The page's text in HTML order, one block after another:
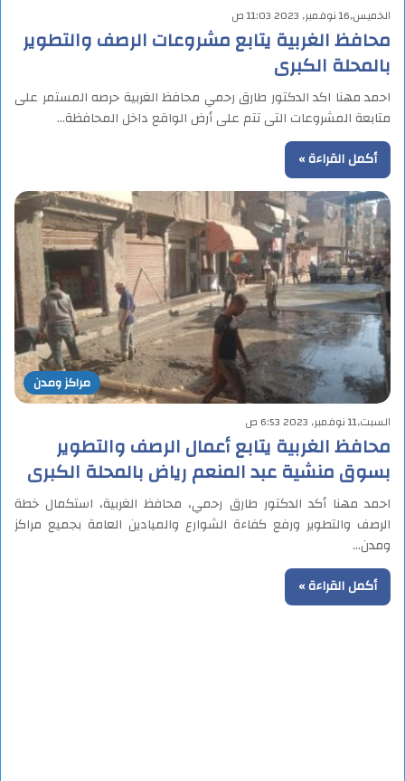
الخميس,16 نوفمبر, 2023 11:03 ص
محافظ الغربية يتابع مشروعات الرصف والتطوير
بالمحلة الكبرى
احمد مهنا اكد الدكتور طارق رحمي محافظ الغربية حرصه المستمر على
متابعة المشروعات التى تتم على أرض الواقع داخل المحافظة…
أكمل القراءة »
مراكز ومدن
السبت,11 نوفمبر, 2023 6:53 ص
محافظ الغربية يتابع أعمال الرصف والتطوير
بسوق منشية عبد المنعم رياض بالمحلة الكبرى
احمد مهنا أكد الدكتور طارق رحمي، محافظ الغربية، استكمال خطة
الرصف والتطوير ورفع كفاءة الشوارع والميادين العامة بجميع مراكز
ومدن…
أكمل القراءة »